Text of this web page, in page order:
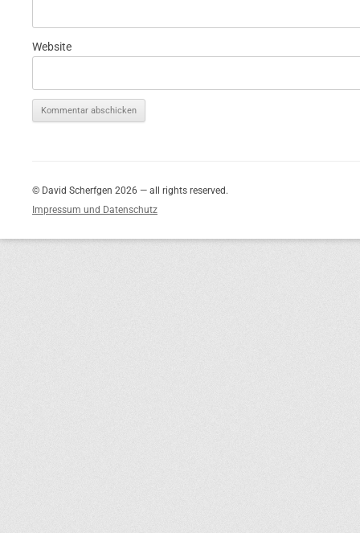
Website
© David Scherfgen 2026 — all rights reserved.
Impressum und Datenschutz